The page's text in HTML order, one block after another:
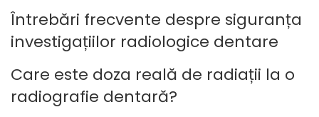
Întrebări frecvente despre siguranța
investigațiilor radiologice dentare
Care este doza reală de radiații la o
radiografie dentară?